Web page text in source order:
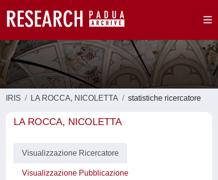
IRIS LA ROCCA, NICOLETTA statistiche ricercatore
LA ROCCA, NICOLETTA
Visualizzazione Ricercatore
Visualizzazione Pubblicazione